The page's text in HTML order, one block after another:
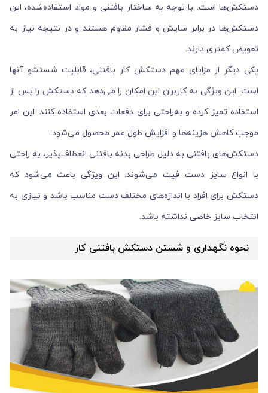
دستکش‌ها است. با توجه به ساختار بافتنی و مواد استفاده‌شده، این
دستکش‌ها در برابر سایش و فشار مقاوم هستند و در نتیجه نیاز به
تعویض کمتری دارند.
یکی دیگر از مزایای مهم دستکش‌ کار بافتنی، قابلیت شستشو آنها
است. این ویژگی به کاربران این امکان را می‌دهد که دستکش را پس از
استفاده تمیز کرده و به‌راحتی برای دفعات بعدی استفاده کنند. این امر
موجب کاهش هزینه‌ها و افزایش طول عمر محصول می‌شود.
دستکش‌های بافتنی به دلیل طراحی بدنه بافتنی انعطاف‌پذیر، به راحتی
با انواع سایز دست فیت می‌شوند. این ویژگی باعث می‌شود که
دستکش برای افراد با اندازه‌های مختلف دست مناسب باشد و نیازی به
انتخاب سایز خاصی نداشته باشد.
نحوه نگهداری و شستن دستکش بافتنی کار